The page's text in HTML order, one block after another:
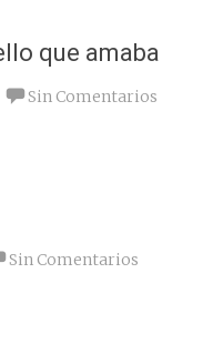
que amaba
Sin Comentarios
Sin Comentarios